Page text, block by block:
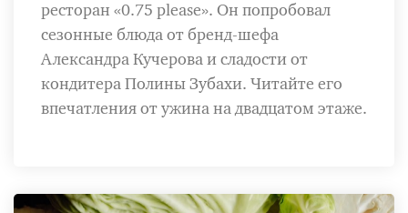
ресторан «0.75 please». Он попробовал
сезонные блюда от бренд-шефа
Александра Кучерова и сладости от
кондитера Полины Зубахи. Читайте его
впечатления от ужина на двадцатом этаже.